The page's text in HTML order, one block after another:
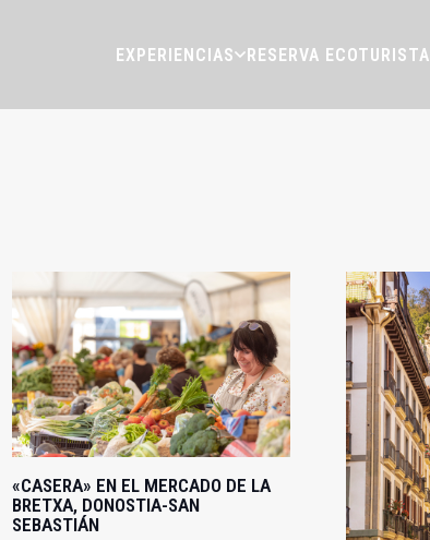
EXPERIENCIAS RESERVA ECOTURISTA
«CASERA» EN EL MERCADO DE LA
BRETXA, DONOSTIA-SAN
SEBASTIÁN